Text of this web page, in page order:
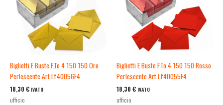
Biglietti E Buste F.To 4 150 150 Oro
Perlescente Art.Lf40056F4
18,30 € IVATO
ufficio
Biglietti E Buste F.To 4 150 150 Rosso
Perlescente Art.Lf40055F4
18,30 € IVATO
ufficio